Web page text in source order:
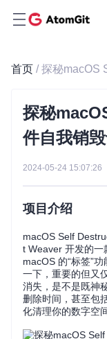
首页 / 探秘macOS
探秘
件自我销
2024-05-24 15:07:26
项目介绍
macOS Self
t Weaver 开发的一
macOS 的“标签”
一下，重要的但又
消失，是不是既神
删除时间，甚至包
化清理你的数字空间